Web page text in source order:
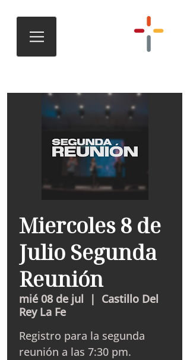
Miercoles 8 de
Julio Segunda
Reunión
mié 08 de jul
  |
Castillo Del
Rey La Fe
Registro para la segunda
reunión a las 7:30 pm.